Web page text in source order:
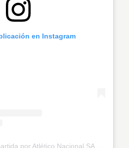
en Instagram